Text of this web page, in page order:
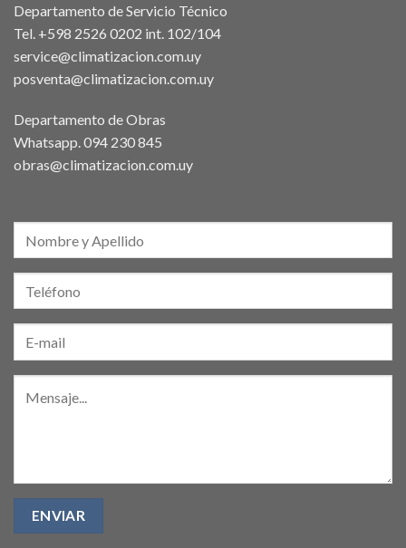
Departamento de Servicio Técnico
Tel. +598 2526 0202 int. 102/104
service@climatizacion.com.uy
posventa@climatizacion.com.uy
Departamento de Obras
Whatsapp.094 230 845
obras@climatizacion.com.uy